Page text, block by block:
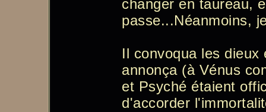
changer en taureau,
passe...Néanmoins,
Il convoqua les dieux
annonça (à Vénus
et Psyché étaient
d'accorder